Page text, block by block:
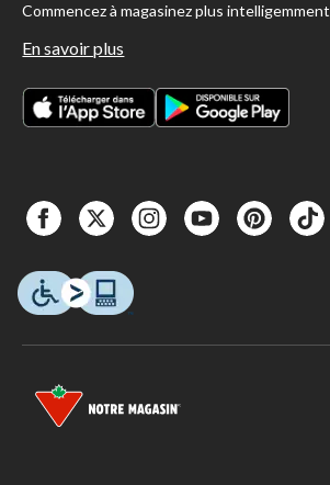
Commencez à magasinez plus intelligemment
En savoir plus